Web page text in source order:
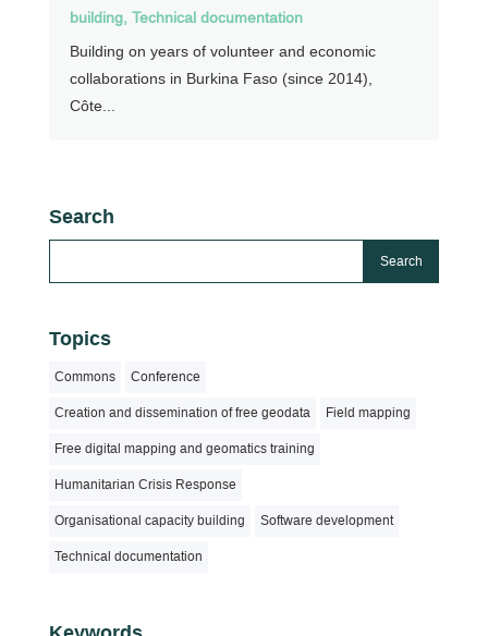
building, Technical documentation
Building on years of volunteer and economic
collaborations in Burkina Faso (since 2014),
Côte...
Search
Topics
Commons Conference
Creation and dissemination of free geodata Field mapping
Free digital mapping and geomatics training
Humanitarian Crisis Response
Organisational capacity building Software development
Technical documentation